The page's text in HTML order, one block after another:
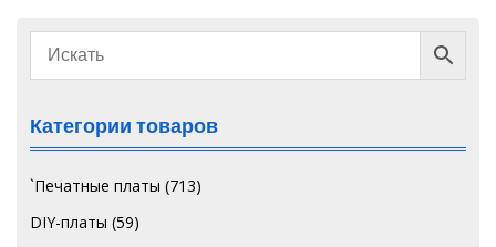
Категории товаров
`Печатные платы (713)
DIY-платы (59)